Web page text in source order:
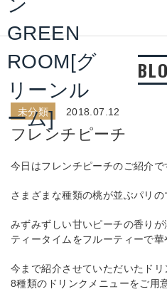
未分類 2018.07.12
フレンチピーチ
今日はフレンチピーチのご紹介で
さまざまな種類の桃が並ぶパリの
みずみずしい甘いピーチの香り
ティータイムをフルーティーで華
今まで紹介させていただいたド
8種類のドリンクメニューをご用